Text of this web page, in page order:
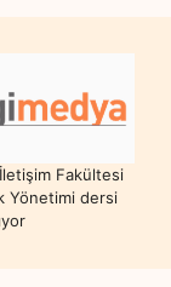
Fakültesi
Yönetimi dersi